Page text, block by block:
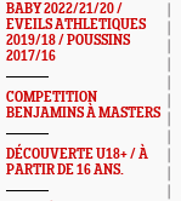
BABY 2022/21/20 /
EVEILS ATHLETIQUES
2019/18 / POUSSINS
2017/16
COMPETITION
BENJAMINS À MASTERS
DÉCOUVERTE U18+ / À
PARTIR DE 16 ANS.